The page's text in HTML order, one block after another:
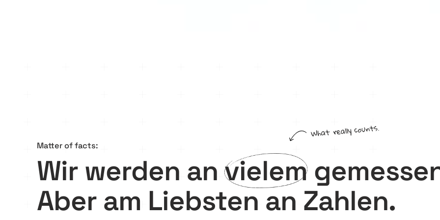
Matter of facts:
Wir werden an vielem
Aber am Liebsten an Zahlen.
What really counts.